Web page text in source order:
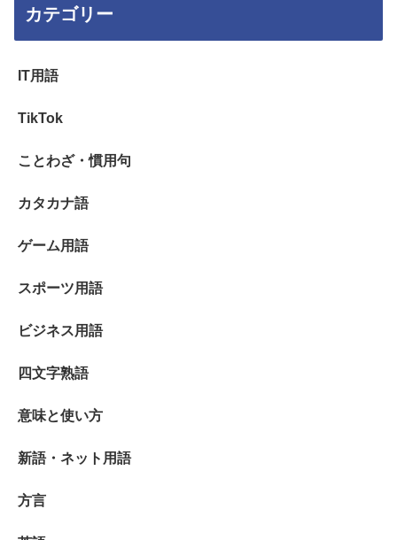
カテゴリー
IT用語
TikTok
ことわざ・慣用句
カタカナ語
ゲーム用語
スポーツ用語
ビジネス用語
四文字熟語
意味と使い方
新語・ネット用語
方言